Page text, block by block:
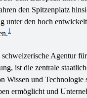
den Spitzenplatz
unter den hoch
1
schweizerische Agentur für
ist die zentrale
Wissen und Technologie
ermöglicht und